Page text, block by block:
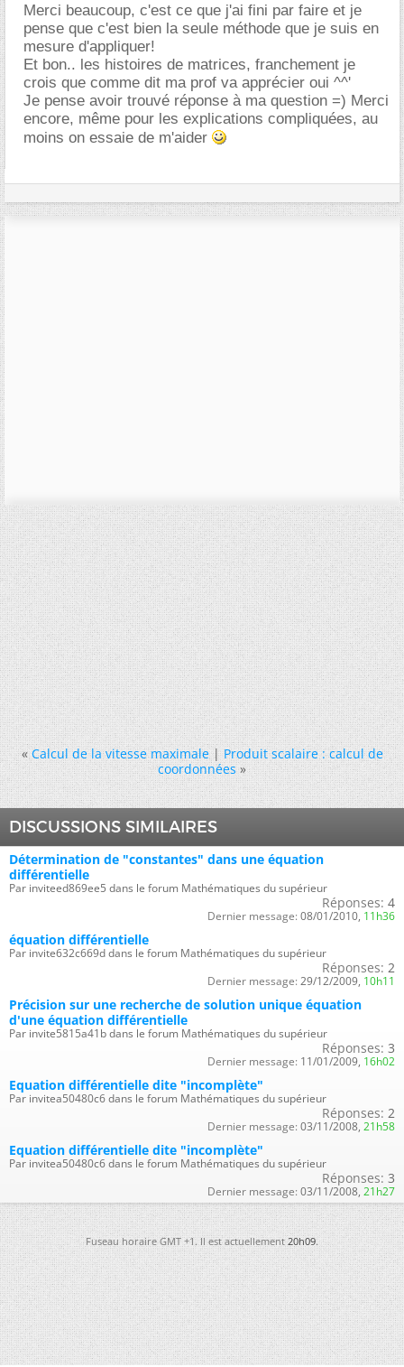
Merci beaucoup, c'est ce que j'ai fini par faire et je
pense que c'est bien la seule méthode que je suis en
mesure d'appliquer!
Et bon.. les histoires de matrices, franchement je
crois que comme dit ma prof va apprécier oui ^^'
Je pense avoir trouvé réponse à ma question =) Merci
encore, même pour les explications compliquées, au
moins on essaie de m'aider
« Calcul de la vitesse maximale|Produit scalaire : calcul de
coordonnées »
DISCUSSIONS SIMILAIRES
Détermination de "constantes" dans une équation
différentielle
Par inviteed869ee5 dans le forum Mathématiques du supérieur
Réponses: 4
Dernier message: 08/01/2010, 11h36
équation différentielle
Par invite632c669d dans le forum Mathématiques du supérieur
Réponses: 2
Dernier message: 29/12/2009, 10h11
Précision sur une recherche de solution unique équation
d'une équation différentielle
Par invite5815a41b dans le forum Mathématiques du supérieur
Réponses: 3
Dernier message: 11/01/2009, 16h02
Equation différentielle dite "incomplète"
Par invitea50480c6 dans le forum Mathématiques du supérieur
Réponses: 2
Dernier message: 03/11/2008, 21h58
Equation différentielle dite "incomplète"
Par invitea50480c6 dans le forum Mathématiques du supérieur
Réponses: 3
Dernier message: 03/11/2008, 21h27
Fuseau horaire GMT +1. Il est actuellement 20h09.